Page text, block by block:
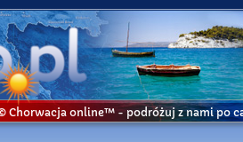
Chorwacja online™ - podróżuj z nami po